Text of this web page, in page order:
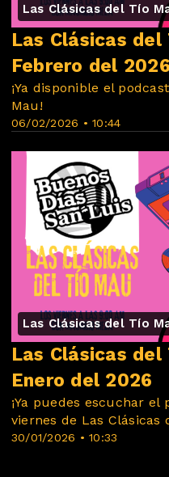
Las Clásicas del Tío
06/02/2026 • 10:44
Las Clásicas
Febrero del 2026
¡Ya disponible el
Mau!
Las Clásicas del Tío
30/01/2026 • 10:33
Las Clásicas
Enero del 2026
¡Ya puedes escuchar el
viernes de Las Clásicas